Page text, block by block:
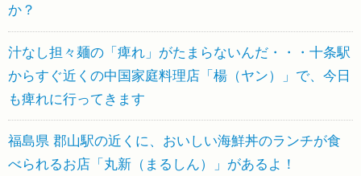
か？
汁なし担々麺の「痺れ」がたまらないんだ・・・十条駅
からすぐ近くの中国家庭料理店「楊（ヤン）」で、今日
も痺れに行ってきます
福島県 郡山駅の近くに、おいしい海鮮丼のランチが食
べられるお店「丸新（まるしん）」があるよ！